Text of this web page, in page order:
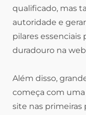
qualificado, mas
autoridade e
pilares essenciais
duradouro na
Além disso,
começa com uma
site nas primeiras